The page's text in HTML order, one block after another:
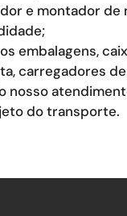
e montador de
embalagens,
carregadores
nosso
do transporte.